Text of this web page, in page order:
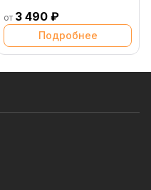
от 3 490 ₽
Подробнее